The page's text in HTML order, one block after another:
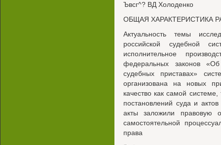
Ъвсг^? ВД Холоденко
ОБЩАЯ ХАРАКТЕРИСТИКА
Актуальность темы
российской судебной
исполнительное
федеральных законов
судебных приставах»
организована на новых
качество как самой
постановлений суда и
акты заложили правовую
самостоятельной
права